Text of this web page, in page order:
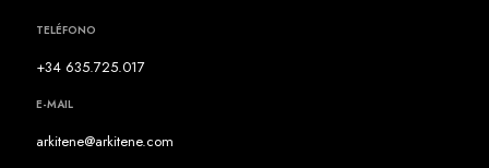
TELÉFONO
+34 635.725.017
E-MAIL
arkitene@arkitene.com